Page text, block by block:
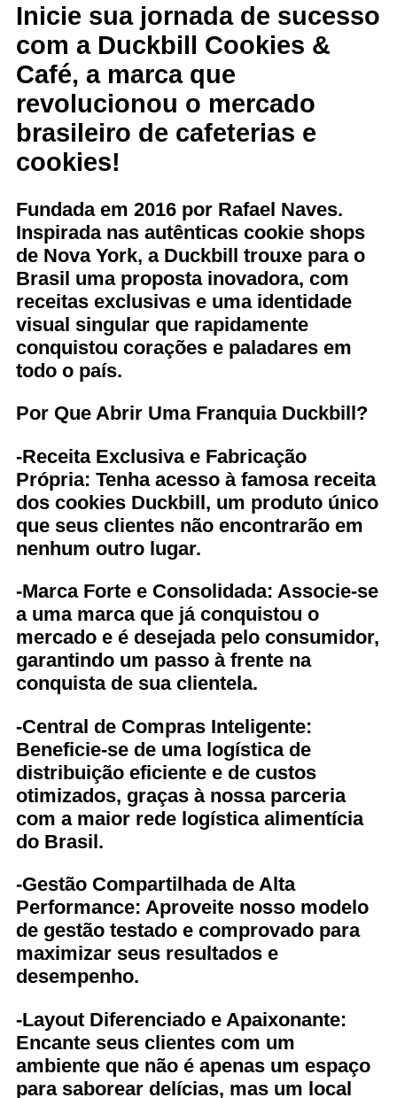
Inicie sua jornada de sucesso
com a Duckbill Cookies &
Café, a marca que
revolucionou o mercado
brasileiro de cafeterias e
cookies!
Fundada em 2016 por Rafael Naves.
Inspirada nas autênticas cookie shops
de Nova York, a Duckbill trouxe para o
Brasil uma proposta inovadora, com
receitas exclusivas e uma identidade
visual singular que rapidamente
conquistou corações e paladares em
todo o país.
Por Que Abrir Uma Franquia Duckbill?
-Receita Exclusiva e Fabricação
Própria: Tenha acesso à famosa receita
dos cookies Duckbill, um produto único
que seus clientes não encontrarão em
nenhum outro lugar.
-Marca Forte e Consolidada: Associe-se
a uma marca que já conquistou o
mercado e é desejada pelo consumidor,
garantindo um passo à frente na
conquista de sua clientela.
-Central de Compras Inteligente:
Beneficie-se de uma logística de
distribuição eficiente e de custos
otimizados, graças à nossa parceria
com a maior rede logística alimentícia
do Brasil.
-Gestão Compartilhada de Alta
Performance: Aproveite nosso modelo
de gestão testado e comprovado para
maximizar seus resultados e
desempenho.
-Layout Diferenciado e Apaixonante:
Encante seus clientes com um
ambiente que não é apenas um espaço
para saborear delícias, mas um local